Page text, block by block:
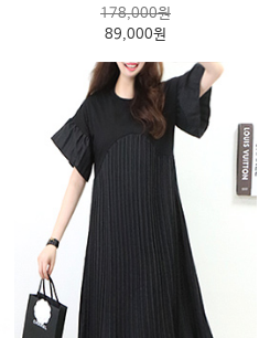
178,000원
89,000원